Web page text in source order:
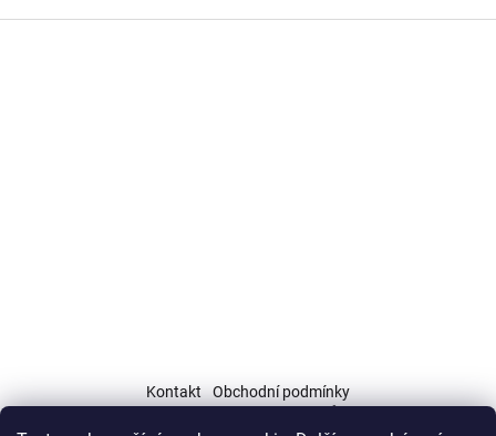
Kontakt
Obchodní podmínky
Podmínky ochrany osobních údajů (GDPR)